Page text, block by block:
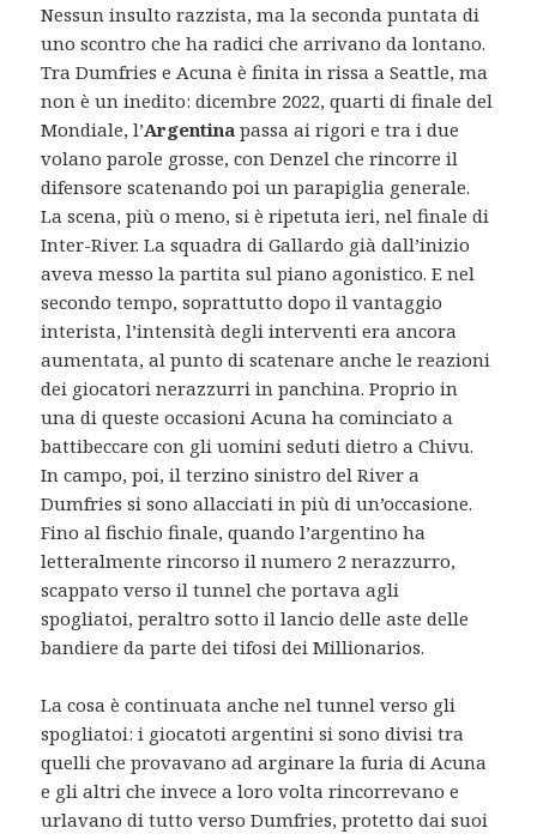
Nessun insulto razzista, ma la seconda puntata di
uno scontro che ha radici che arrivano da lontano.
Tra Dumfries e Acuna è finita in rissa a Seattle, ma
non è un inedito: dicembre 2022, quarti di finale del
Mondiale, l’Argentinapassa ai rigori e tra i due
volano parole grosse, con Denzel che rincorre il
difensore scatenando poi un parapiglia generale.
La scena, più o meno, si è ripetuta ieri, nel finale di
Inter-River. La squadra di Gallardo già dall’inizio
aveva messo la partita sul piano agonistico. E nel
secondo tempo, soprattutto dopo il vantaggio
interista, l’intensità degli interventi era ancora
aumentata, al punto di scatenare anche le reazioni
dei giocatori nerazzurri in panchina. Proprio in
una di queste occasioni Acuna ha cominciato a
battibeccare con gli uomini seduti dietro a Chivu.
In campo, poi, il terzino sinistro del River a
Dumfries si sono allacciati in più di un’occasione.
Fino al fischio finale, quando l’argentino ha
letteralmente rincorso il numero 2 nerazzurro,
scappato verso il tunnel che portava agli
spogliatoi, peraltro sotto il lancio delle aste delle
bandiere da parte dei tifosi dei Millionarios.
La cosa è continuata anche nel tunnel verso gli
spogliatoi: i giocatoti argentini si sono divisi tra
quelli che provavano ad arginare la furia di Acuna
e gli altri che invece a loro volta rincorrevano e
urlavano di tutto verso Dumfries, protetto dai suoi